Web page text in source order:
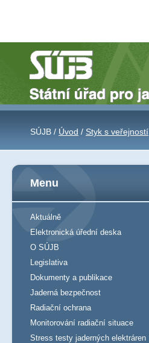
SÚJB / Úvod / Styk s veřejností
Menu
Aktuálně
Elektronická úřední deska
O SÚJB
Legislativa
Dokumenty a publikace
Jaderná bezpečnost
Radiační ochrana
Monitorování radiační situace
Stress testy jaderných elektráren